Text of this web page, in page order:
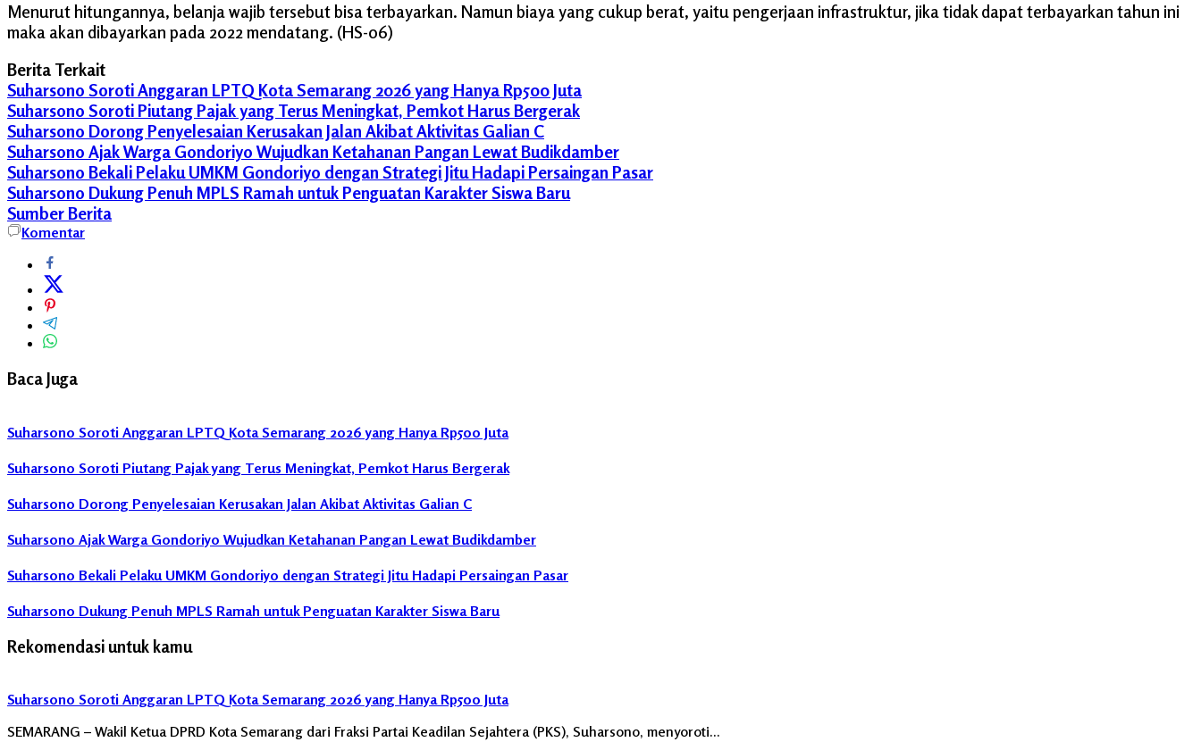
Menurut hitungannya, belanja wajib tersebut bisa terbayarkan. Namun biaya yang cukup berat, yaitu pengerjaan infrastruktur, jika tidak dapat terbayarkan tahun ini
maka akan dibayarkan pada 2022 mendatang. (HS-06)
Berita Terkait
Suharsono Soroti Anggaran LPTQ Kota Semarang 2026 yang Hanya Rp500 Juta
Suharsono Soroti Piutang Pajak yang Terus Meningkat, Pemkot Harus Bergerak
Suharsono Dorong Penyelesaian Kerusakan Jalan Akibat Aktivitas Galian C
Suharsono Ajak Warga Gondoriyo Wujudkan Ketahanan Pangan Lewat Budikdamber
Suharsono Bekali Pelaku UMKM Gondoriyo dengan Strategi Jitu Hadapi Persaingan Pasar
Suharsono Dukung Penuh MPLS Ramah untuk Penguatan Karakter Siswa Baru
Afif
Muhammad
Wakil
Sumber Berita
Komentar
Baca Juga
Suharsono Soroti Anggaran LPTQ Kota Semarang 2026 yang Hanya Rp500 Juta
Suharsono Soroti Piutang Pajak yang Terus Meningkat, Pemkot Harus Bergerak
Suharsono Dorong Penyelesaian Kerusakan Jalan Akibat Aktivitas Galian C
Suharsono Ajak Warga Gondoriyo Wujudkan Ketahanan Pangan Lewat Budikdamber
Suharsono Bekali Pelaku UMKM Gondoriyo dengan Strategi Jitu Hadapi Persaingan Pasar
Suharsono Dukung Penuh MPLS Ramah untuk Penguatan Karakter Siswa Baru
Rekomendasi untuk kamu
Suharsono Soroti Anggaran LPTQ Kota Semarang 2026 yang Hanya Rp500 Juta
SEMARANG – Wakil Ketua DPRD Kota Semarang dari Fraksi Partai Keadilan Sejahtera (PKS), Suharsono, menyoroti…